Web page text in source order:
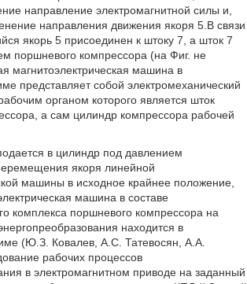
направление электромагнитной силы и,
направления движения якоря 5.В связи
якорь 5 присоединен к штоку 7, а шток 7
поршневого компрессора (на Фиг. не
магнитоэлектрическая машина в
представляет собой электромеханический
органом которого является шток
а сам цилиндр компрессора рабочей
в цилиндр под давлением
якоря линейной
машины в исходное крайнее положение,
машина в составе
комплекса поршневого компрессора на
находится в
(Ю.З. Ковалев, А.С. Татевосян, А.А.
рабочих процессов
в электромагнитном приводе на заданный